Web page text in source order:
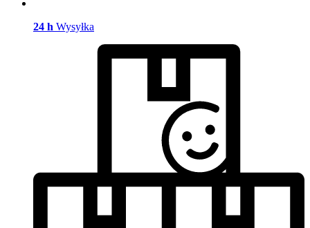
24 h Wysyłka